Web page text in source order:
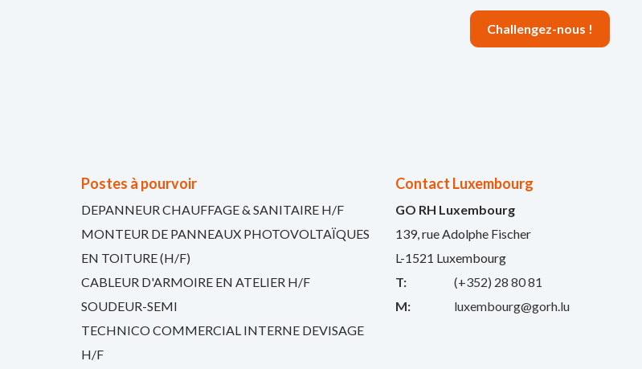
Challengez-nous !
Postes à pourvoir
DEPANNEUR CHAUFFAGE & SANITAIRE H/F
MONTEUR DE PANNEAUX PHOTOVOLTAÏQUES
EN TOITURE (H/F)
CABLEUR D'ARMOIRE EN ATELIER H/F
SOUDEUR-SEMI
TECHNICO COMMERCIAL INTERNE DEVISAGE
H/F
Contact Luxembourg
GO RH Luxembourg
139, rue Adolphe Fischer
L-1521 Luxembourg
T:
(+352) 28 80 81
M:
luxembourg@gorh.lu